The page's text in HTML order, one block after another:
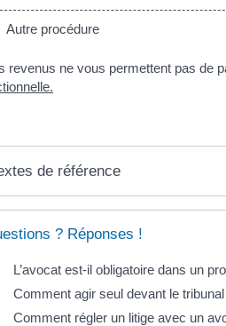
Autre procédure
revenus ne vous permettent pas de
de référence
? Réponses !
L’avocat est-il obligatoire dans un
Comment agir seul devant le
Comment régler un litige avec un